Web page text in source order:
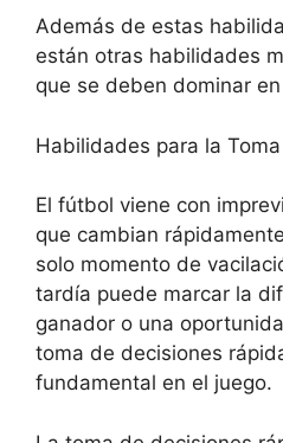
Además de estas
están otras habilidades
que se deben dominar
Habilidades para la
El fútbol viene con
que cambian
solo momento de
tardía puede marcar la
ganador o una
toma de decisiones
fundamental en el juego.